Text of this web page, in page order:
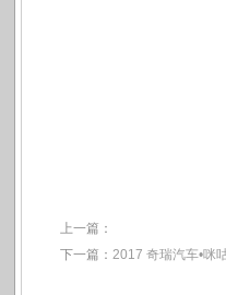
上一篇：
下一篇： 2017 奇瑞汽车•咪